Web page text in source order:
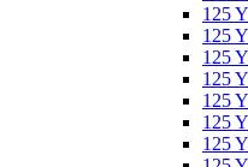
125
125
125
125
125
125
125